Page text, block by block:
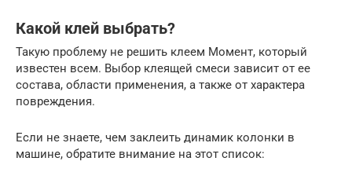
Какой клей выбрать?
Такую проблему не решить клеем Момент, который
известен всем. Выбор клеящей смеси зависит от ее
состава, области применения, а также от характера
повреждения.
Если не знаете, чем заклеить динамик колонки в
машине, обратите внимание на этот список: